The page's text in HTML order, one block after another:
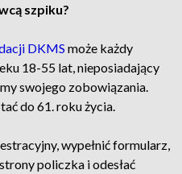
szpiku?
DKMS może każdy
18-55 lat, nieposiadający
swojego zobowiązania.
do 61. roku życia.
wypełnić formularz,
policzka i odesłać